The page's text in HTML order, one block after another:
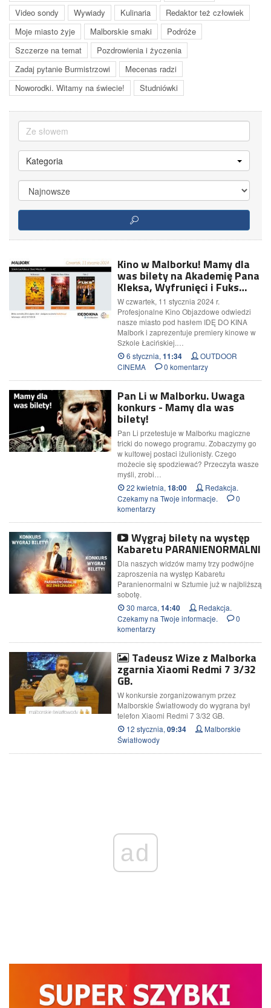
Video sondy
Wywiady Kulinaria
Redaktor też człowiek
Moje miasto żyje
Malborskie smaki
Podróże
Szczerze na temat
Pozdrowienia i życzenia
Zadaj pytanie Burmistrzowi
Mecenas radzi
Noworodki. Witamy na świecie!
Studniówki
Kategoria
Kino w Malborku! Mamy dla
was bilety na Akademię Pana
Kleksa, Wyfrunięci i Fuks…
W czwartek, 11 stycznia 2024 r.
Profesjonalne Kino Objazdowe odwiedzi
nasze miasto pod hasłem IDĘ DO KINA
Malbork i zaprezentuje premiery kinowe w
Szkole Łacińskiej.…
6 stycznia, 11:34
OUTDOOR
CINEMA
0 komentarzy
Pan Li w Malborku. Uwaga
konkurs - Mamy dla was
bilety!
Pan Li przetestuje w Malborku magiczne
tricki do nowego programu. Zobaczymy go
w kultowej postaci iżulionisty. Czego
możecie się spodziewać? Przeczyta wasze
myśli, zrobi…
22 kwietnia, 18:00
Redakcja.
Czekamy na Twoje informacje.
0
komentarzy
Wygraj bilety na występ
Kabaretu PARANIENORMALNI
Dla naszych widzów mamy trzy podwójne
zaproszenia na występ Kabaretu
Paranienormalni w Sztumie już w najbliższą
sobotę.
30 marca, 14:40
Redakcja.
Czekamy na Twoje informacje.
0
komentarzy
Tadeusz Wize z Malborka
zgarnia Xiaomi Redmi 7 3/32
GB.
W konkursie zorganizowanym przez
Malborskie Światłowody do wygrana był
telefon Xiaomi Redmi 7 3/32 GB.
12 stycznia, 09:34
Malborskie
Światłowody
ad